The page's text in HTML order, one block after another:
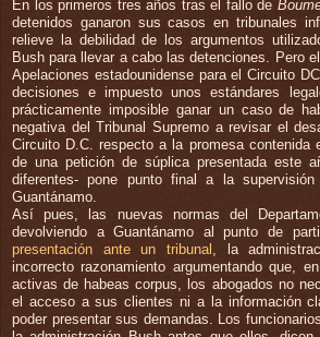
En los primeros tres años tras el fallo de
detenidos ganaron sus casos en tribunales
relieve la debilidad de los argumentos
Bush para llevar a cabo las detenciones. Pero
Apelaciones estadounidense para el Circuito
decisiones e impuesto unos estándares
prácticamente imposible ganar un caso de
negativa del Tribunal Supremo a revisar el
Circuito D.C. respecto a la promesa contenida
de una petición de súplica presentada este
diferentes- pone punto final a la
Guantánamo.
Así pues, las nuevas normas del
devolviendo a Guantánamo al punto de
presentación ante un tribunal
, la
incorrecto razonamiento argumentando que,
activas de habeas corpus, los abogados no
el acceso a sus clientes ni a la información
poder presentar sus demandas. Los